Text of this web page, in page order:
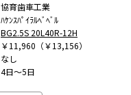
協育歯車工業
ﾊｹﾝｽﾊﾟｲﾗﾙﾍﾞﾍﾞﾙ
BG2.5S 20L40R-12H
￥11,960（￥13,156）
なし
4日～5日